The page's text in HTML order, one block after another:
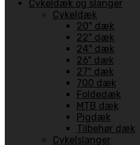
Cykeldæk og slanger
Cykeldæk
20" dæk
22" dæk
24" dæk
26" dæk
27" dæk
700 dæk
Foldedæk
MTB dæk
Pigdæk
Tilbehør dæk
Cykelslanger